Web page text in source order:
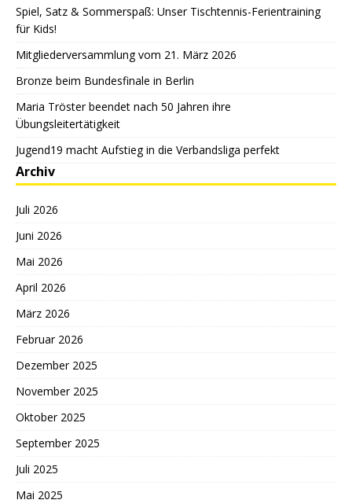
Spiel, Satz & Sommerspaß: Unser Tischtennis-Ferientraining
für Kids!
Mitgliederversammlung vom 21. März 2026
Bronze beim Bundesfinale in Berlin
Maria Tröster beendet nach 50 Jahren ihre
Übungsleitertätigkeit
Jugend19 macht Aufstieg in die Verbandsliga perfekt
Archiv
Juli 2026
Juni 2026
Mai 2026
April 2026
März 2026
Februar 2026
Dezember 2025
November 2025
Oktober 2025
September 2025
Juli 2025
Mai 2025